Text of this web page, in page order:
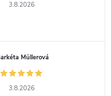
3.8.2026
Müllerová
3.8.2026